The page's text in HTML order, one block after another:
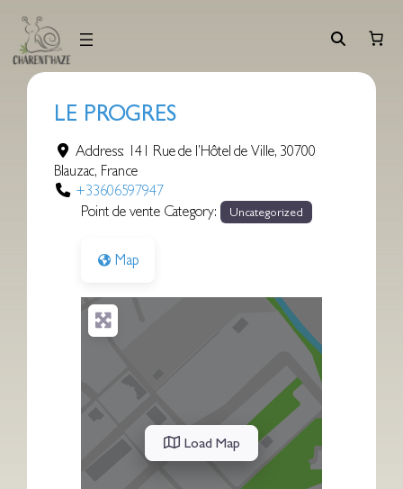
contenu
LE PROGRES
Address: 141 Rue de l’Hôtel de Ville, 30700
Blauzac, France
+33606597947
Point de vente Category:
Uncategorized
Map
Load Map